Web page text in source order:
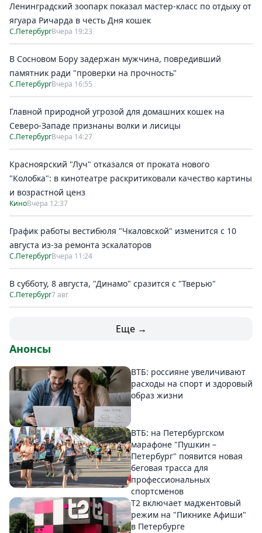
Ленинградский зоопарк показал мастер-класс по отдыху от
ягуара Ричарда в честь Дня кошек
С.ПетербургВчера 19:23
В Сосновом Бору задержан мужчина, повредивший
памятник ради "проверки на прочность"
С.ПетербургВчера 16:55
Главной природной угрозой для домашних кошек на
Северо-Западе признаны волки и лисицы
С.ПетербургВчера 14:27
Красноярский "Луч" отказался от проката нового
"Колобка": в кинотеатре раскритиковали качество картины
и возрастной ценз
КиноВчера 12:37
График работы вестибюля "Чкаловской" изменится с 10
августа из-за ремонта эскалаторов
С.ПетербургВчера 11:24
В субботу, 8 августа, "Динамо" сразится с "Тверью"
С.Петербург7 авг
Еще →
Анонсы
ВТБ: россияне увеличивают
расходы на спорт и здоровый
образ жизни
ВТБ: на Петербургском
марафоне "Пушкин –
Петербург" появится новая
беговая трасса для
профессиональных
спортсменов
Т2 включает маджентовый
режим на "Пикнике Афиши"
в Петербурге